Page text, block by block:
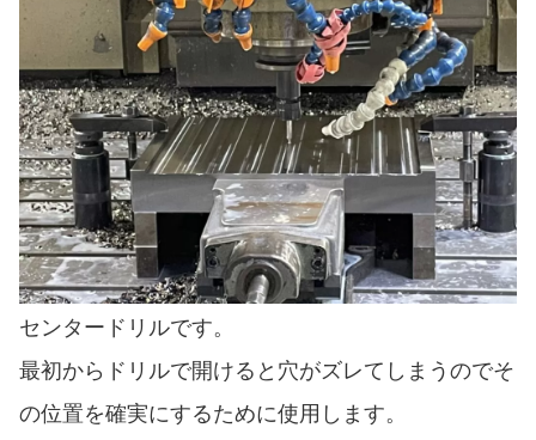
センタードリルです。
最初からドリルで開けると穴がズレてしまうのでそ
の位置を確実にするために使用します。